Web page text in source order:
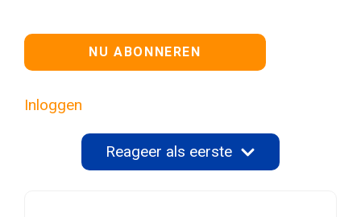
Geen waarde
Inloggen
Reageer als eerste